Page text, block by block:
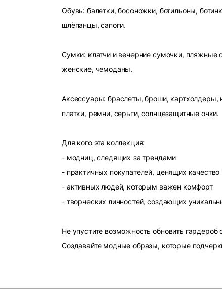
Обувь: балетки, босоножки, ботильоны,
шлёпанцы, сапоги.
Сумки: клатчи и вечерние сумочки,
женские, чемоданы.
Аксессуары: браслеты, броши, картхолдеры,
платки, ремни, серьги, солнцезащитные очки.
Для кого эта коллекция:
- модниц, следящих за трендами
- практичных покупателей, ценящих качество
- активных людей, которым важен комфорт
- творческих личностей, создающих
Не упустите возможность обновить
Создавайте модные образы, которые